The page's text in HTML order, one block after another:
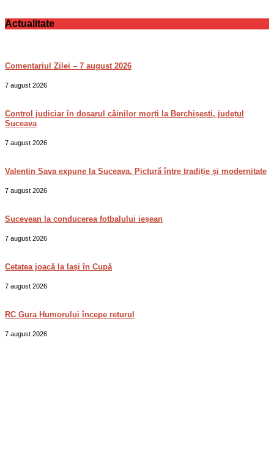
Actualitate
Comentariul Zilei – 7 august 2026
7 august 2026
Control judiciar în dosarul câinilor morți la Berchișești, județul
Suceava
7 august 2026
Valentin Sava expune la Suceava. Pictură între tradiție și modernitate
7 august 2026
Sucevean la conducerea fotbalului ieșean
7 august 2026
Cetatea joacă la Iași în Cupă
7 august 2026
RC Gura Humorului începe returul
7 august 2026